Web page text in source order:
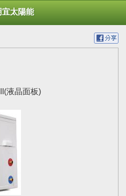
宜太陽能
液晶面板)